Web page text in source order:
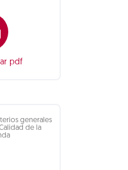
pdf
generales
de la